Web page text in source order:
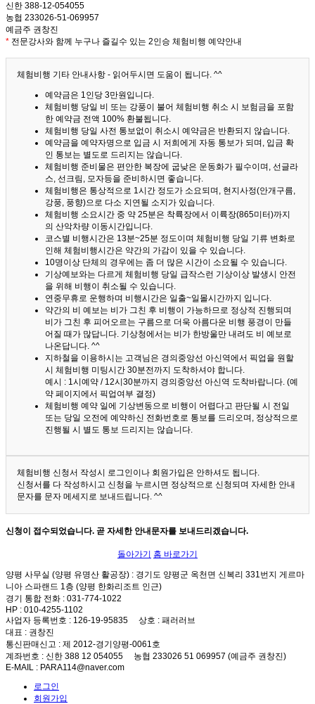
신한 388-12-054055
농협 233026-51-069957
예금주 권창진
* 전문강사와 함께 누구나 즐길수 있는 2인승 체험비행 예약안내
체험비행 기타 안내사항 - 읽어두시면 도움이 됩니다. ^^
예약금은 1인당 3만원입니다.
체험비행 당일 비 또는 강풍이 불어 체험비행 취소 시 보험금을 포함
한 예약금 전액 100% 환불됩니다.
체험비행 당일 사전 통보없이 취소시 예약금은 반환되지 않습니다.
예약금을 예약자명으로 입금 시 저희에게 자동 통보가 되며, 입금 확
인 통보는 별도로 드리지는 않습니다.
체험비행 준비물은 편안한 복장에 굽낮은 운동화가 필수이며, 선글라
스, 선크림, 모자등을 준비하시면 좋습니다.
체험비행은 통상적으로 1시간 정도가 소요되며, 현지사정(안개구름,
강풍, 풍향)으로 다소 지연될 소지가 있습니다.
체험비행 소요시간 중 약 25분은 착륙장에서 이륙장(865미터)까지
의 산악차량 이동시간입니다.
코스별 비행시간은 13분~25분 정도이며 체험비행 당일 기류 변화로
인해 체험비행시간은 약간의 가감이 있을 수 있습니다.
10명이상 단체의 경우에는 좀 더 많은 시간이 소요될 수 있습니다.
기상예보와는 다르게 체험비행 당일 급작스런 기상이상 발생시 안전
을 위해 비행이 취소될 수 있습니다.
연중무휴로 운행하며 비행시간은 일출~일몰시간까지 입니다.
약간의 비 예보는 비가 그친 후 비행이 가능하므로 정상적 진행되며
비가 그친 후 피어오르는 구름으로 더욱 아름다운 비행 풍경이 만들
어질 때가 많답니다. 기상청에서는 비가 한방울만 내려도 비 예보로
나온답니다. ^^
지하철을 이용하시는 고객님은 경의중앙선 아신역에서 픽업을 원할
시 체험비행 미팅시간 30분전까지 도착하셔야 합니다.
예시 : 1시예약 / 12시30분까지 경의중앙선 아신역 도착바랍니다. (예
약 페이지에서 픽업여부 결정)
체험비행 예약 일에 기상변동으로 비행이 어렵다고 판단될 시 전일
또는 당일 오전에 예약하신 전화번호로 통보를 드리오며, 정상적으로
진행될 시 별도 통보 드리지는 않습니다.
체험비행 신청서 작성시 로그인이나 회원가입은 안하셔도 됩니다.
신청서를 다 작성하시고 신청을 누르시면 정상적으로 신청되며 자세한 안내
문자를 문자 메세지로 보내드립니다. ^^
신청이 접수되었습니다. 곧 자세한 안내문자를 보내드리겠습니다.
돌아가기 홈 바로가기
양평 사무실 (양평 유명산 활공장) : 경기도 양평군 옥천면 신복리 331번지 게르마
니아 스파랜드 1층 (양평 한화리조트 인근)
경기 통합 전화 : 031-774-1022
HP : 010-4255-1102
사업자 등록번호 : 126-19-95835 상호 : 패러러브
대표 : 권창진
통신판매신고 : 제 2012-경기양평-0061호
계좌번호 : 신한 388 12 054055 농협 233026 51 069957 (예금주 권창진)
E-MAIL : PARA114@naver.com
로그인
회원가입